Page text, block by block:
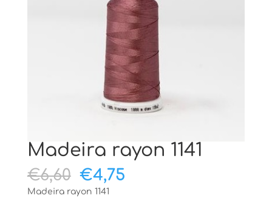
Madeira rayon 1141
€6,60 Oorspronkelijke
prijs
€4,75Huidige
Madeira rayon 1141